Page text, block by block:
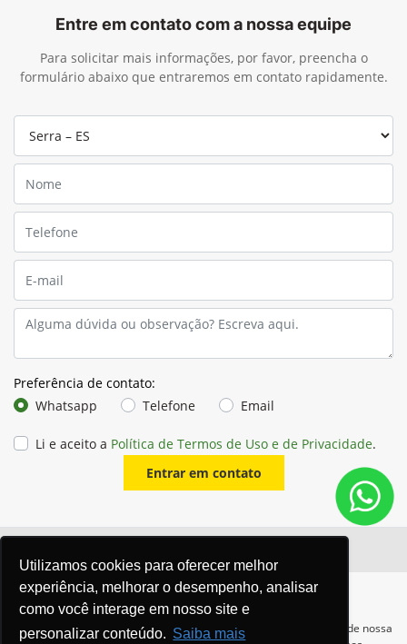
Utilizamos cookies para oferecer melhor
experiência, melhorar o desempenho, analisar
como você interage em nosso site e
personalizar conteúdo. Saiba mais
Entre em contato com a nossa equipe
Para solicitar mais informações, por favor, preencha o
formulário abaixo que entraremos em contato rapidamente.
Preferência de contato:
Whatsapp
Telefone Email
Li e aceito a Política de Termos de Uso e de Privacidade.
Entrar em contato
Para otimizar sua experiência durante a navegação, fazemos uso de nossa